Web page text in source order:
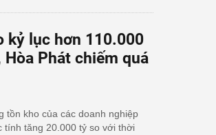
kỷ lục hơn 110.000
Phát chiếm quá
tồn kho của các doanh nghiệp
tăng 20.000 tỷ so với thời